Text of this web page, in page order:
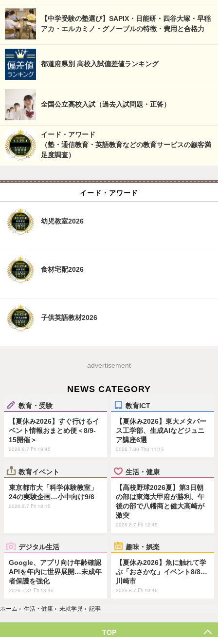
【中学受験の塾選び】SAPIX・日能研・四谷大塚・早稲
アカ・エルカミノ・グノーブルの特徴・費用と合格力
都道府県別 高校入試偏差値ランキング
全国公立高校入試（過去入試問題・正答）
イード・アワード
（塾・通信教育・英語教育などの教育サービスの顧客満
足度調査）
イード・アワード
幼児教室2026
食材宅配2026
子供英語教材2026
advertisement
NEWS CATEGORY
教育・受験
【夏休み2026】すぐ行けるイ
ベント情報おまとめ便＜8/9-
15開催＞
2026.8.7 Fri 19:45
教育ICT
【夏休み2026】東大メタバー
ス工学部、生成AIなどジュニ
ア講座6選
2026.7.30 Thu 11:15
教育イベント
東京都市大「科学体験教室」
24の実験企画…小中向け9/6
2026.8.7 Fri 18:15
生活・健康
【高校野球2026夏】第3日朝
の部は東海大甲府が勝利、午
後の部で八幡商と健大高崎が
激突
2026.8.7 Fri 12:45
デジタル生活
Google、アプリ向け年齢確認
APIを年内に世界展開…未成年
者保護を強化
2026.7.31 Fri 13:45
趣味・娯楽
【夏休み2026】魚に触れて学
ぶ「おさかな」イベント8/8…
川崎市
2026.8.7 Fri 10:45
ホーム › 生活・健康 › 未就学児 › 記事
TOP